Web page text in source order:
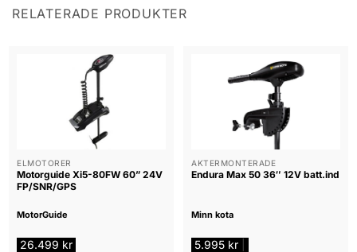
RELATERADE PRODUKTER
ELMOTORER
Motorguide Xi5-80FW 60” 24V
FP/SNR/GPS
MotorGuide
26.499 kr
AKTERMONTERADE
Endura Max 50 36″ 12V batt.ind
Minn kota
5.995 kr